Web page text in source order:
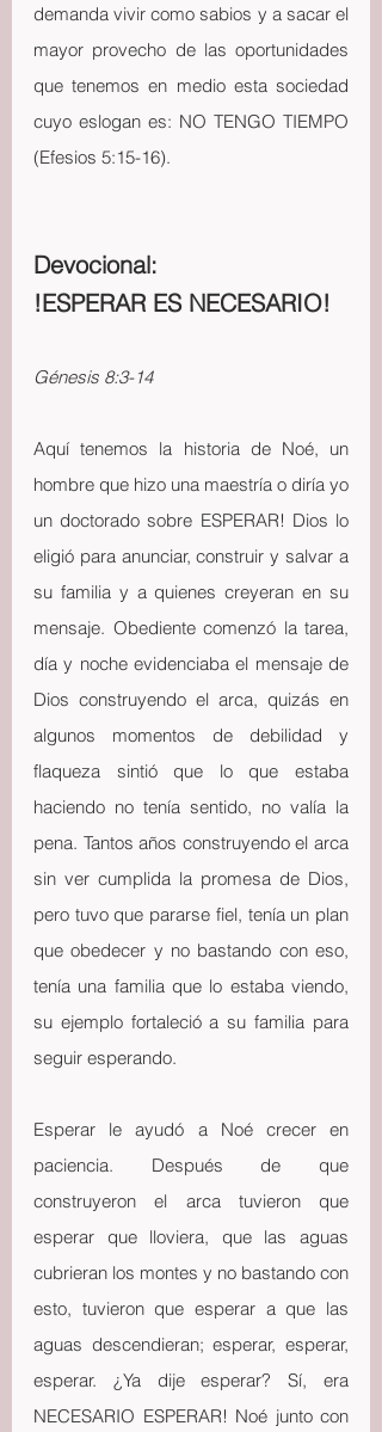
demanda vivir como sabios y a sacar el
mayor provecho de las oportunidades
que tenemos en medio esta sociedad
cuyo eslogan es: NO TENGO TIEMPO
(Efesios 5:15-16).
Devocional:
!ESPERAR ES NECESARIO!
Génesis 8:3-14
Aquí tenemos la historia de Noé, un
hombre que hizo una maestría o diría yo
un doctorado sobre ESPERAR! Dios lo
eligió para anunciar, construir y salvar a
su familia y a quienes creyeran en su
mensaje. Obediente comenzó la tarea,
día y noche evidenciaba el mensaje de
Dios construyendo el arca, quizás en
algunos momentos de debilidad y
flaqueza sintió que lo que estaba
haciendo no tenía sentido, no valía la
pena. Tantos años construyendo el arca
sin ver cumplida la promesa de Dios,
pero tuvo que pararse fiel, tenía un plan
que obedecer y no bastando con eso,
tenía una familia que lo estaba viendo,
su ejemplo fortaleció a su familia para
seguir esperando.
Esperar le ayudó a Noé crecer en
paciencia. Después de que
construyeron el arca tuvieron que
esperar que lloviera, que las aguas
cubrieran los montes y no bastando con
esto, tuvieron que esperar a que las
aguas descendieran; esperar, esperar,
esperar. ¿Ya dije esperar? Sí, era
NECESARIO ESPERAR! Noé junto con